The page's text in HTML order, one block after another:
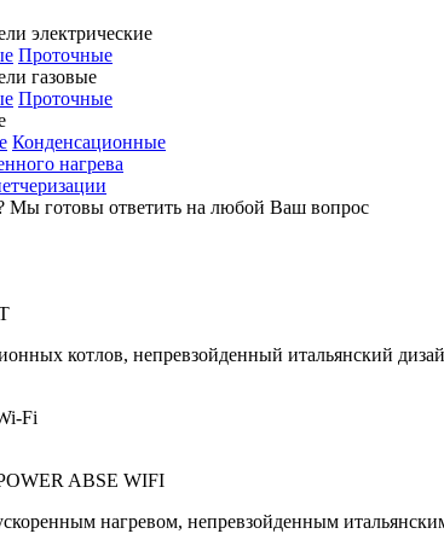
электрические
Проточные
газовые
Проточные
Конденсационные
нагрева
Мы готовы ответить на любой Ваш вопрос
котлов, непревзойденный итальянский
Fi
ABSE WIFI
нагревом, непревзойденным